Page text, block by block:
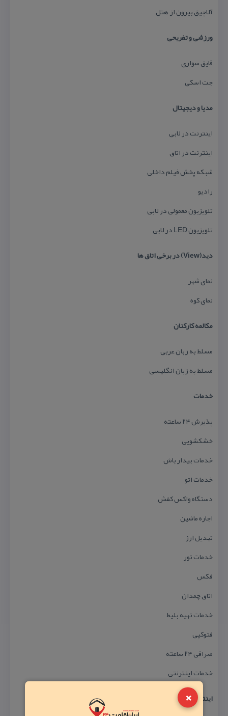
×
آلاچیق بیرون از هتل
ورزشی و تفریحی
قایق سواری
جت اسكی
مدیا و دیجیتال
اینترنت در لابی
اینترنت در اتاق
شبكه پخش فیلم داخلی
رادیو
تلویزیون معمولی در لابی
تلویزیون LED در لابی
دید(View) در برخی اتاق ها
نمای شهر
نمای كوه
مكالمه كاركنان
مسلط به زبان عربی
مسلط به زبان انگلیسی
خدمات
پذیرش ۲۴ ساعته
خشكشویی
خدمات بیدار باش
خدمات اتو
دستگاه واكس كفش
اجاره ماشین
تبدیل ارز
خدمات تور
فكس
اتاق چمدان
خدمات تهیه بلیط
فتوكپی
صرافی ۲۴ ساعته
خدمات اینترنتی
اینترنت